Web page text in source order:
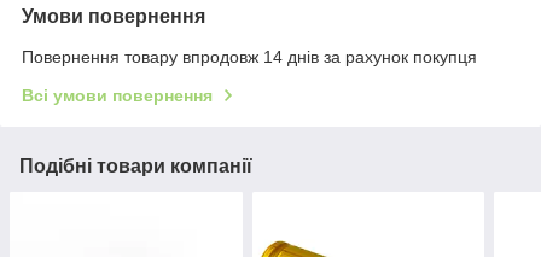
Умови повернення
Повернення товару впродовж 14 днів за рахунок покупця
Всі умови повернення
Подібні товари компанії